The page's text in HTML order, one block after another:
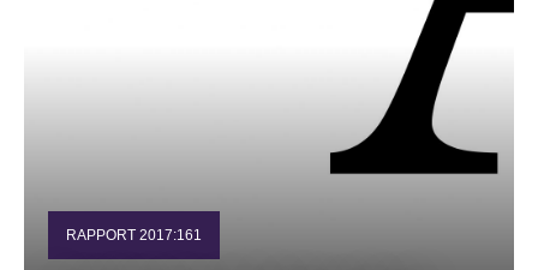
RAPPORT 2017:161